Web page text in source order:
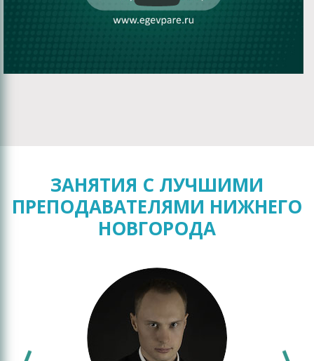
ЗАНЯТИЯ С ЛУЧШИМИ
ПРЕПОДАВАТЕЛЯМИ НИЖНЕГО
НОВГОРОДА